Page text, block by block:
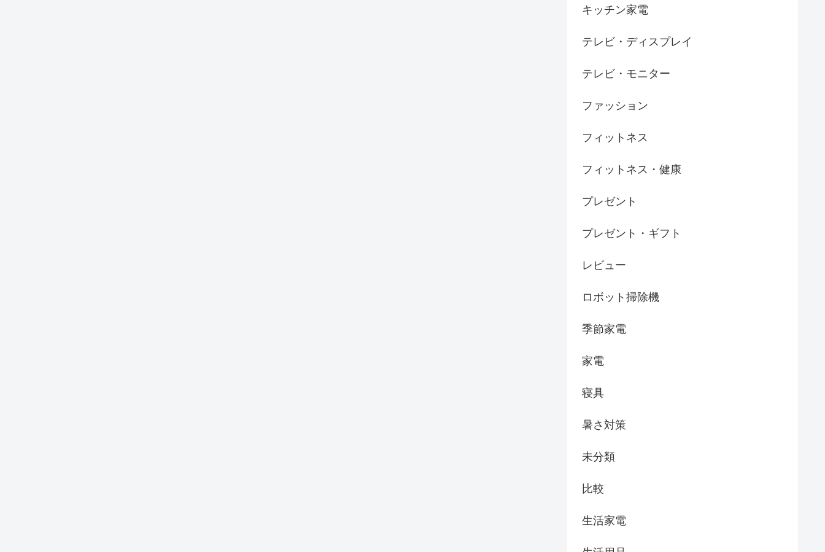
キッチン家電
テレビ・ディスプレイ
テレビ・モニター
ファッション
フィットネス
フィットネス・健康
プレゼント
プレゼント・ギフト
レビュー
ロボット掃除機
季節家電
家電
寝具
暑さ対策
未分類
比較
生活家電